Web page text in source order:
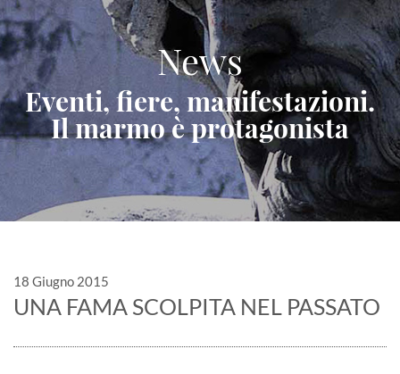
News
Eventi, fiere, manifestazioni.
Il marmo è protagonista
18 Giugno 2015
UNA FAMA SCOLPITA NEL PASSATO